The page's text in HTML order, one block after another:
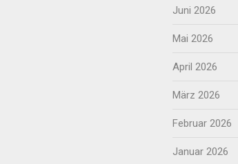
Juni 2026
Mai 2026
April 2026
März 2026
Februar 2026
Januar 2026